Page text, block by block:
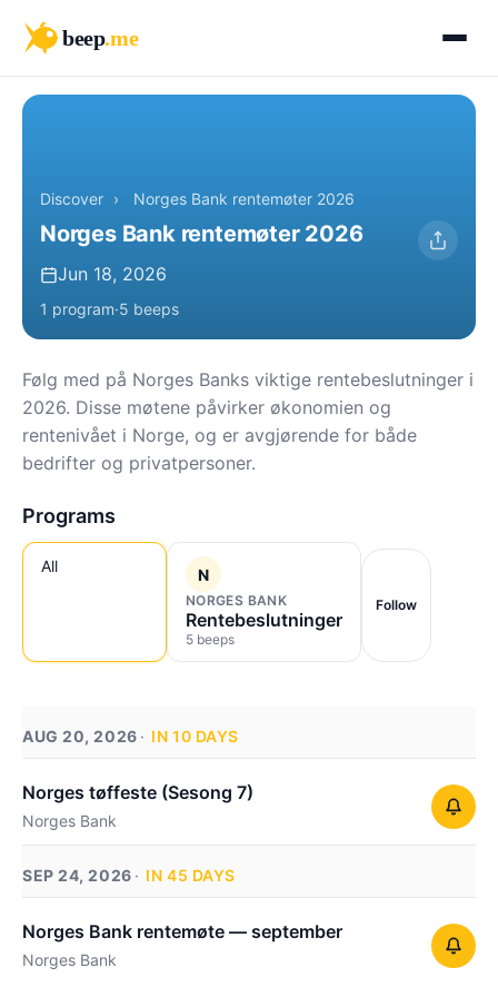
beep.me
Discover › Norges Bank rentemøter 2026
Norges Bank rentemøter 2026
Jun 18, 2026
1 program·5 beeps
Følg med på Norges Banks viktige rentebeslutninger i
2026. Disse møtene påvirker økonomien og
rentenivået i Norge, og er avgjørende for både
bedrifter og privatpersoner.
Programs
All N
NORGES BANK
Rentebeslutninger
5 beeps
Follow
AUG 20, 2026 IN 10 DAYS
Norges tøffeste (Sesong 7)
Norges Bank
SEP 24, 2026 IN 45 DAYS
Norges Bank rentemøte — september
Norges Bank